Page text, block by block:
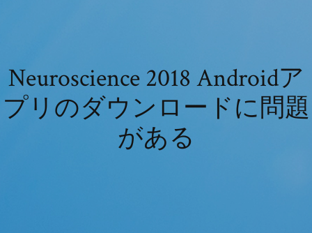
Neuroscience 2018 Androidア
プリのダウンロードに問題
がある